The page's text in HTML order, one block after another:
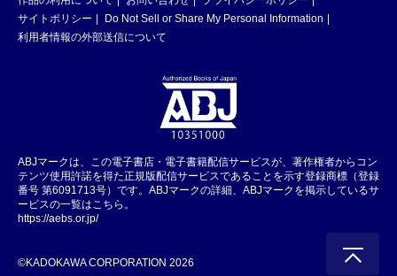
サイトポリシー
Do Not Sell or Share My Personal Information
利用者情報の外部送信について
ABJマークは、この電子書店・電子書籍配信サービスが、著作権者からコン
テンツ使用許諾を得た正規版配信サービスであることを示す登録商標（登録
番号 第6091713号）です。ABJマークの詳細、ABJマークを掲示しているサ
ービスの一覧はこちら。
https://aebs.or.jp/
©KADOKAWA CORPORATION 2026